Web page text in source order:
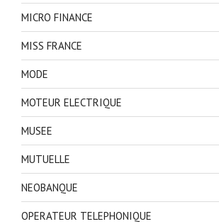
MICRO FINANCE
MISS FRANCE
MODE
MOTEUR ELECTRIQUE
MUSEE
MUTUELLE
NEOBANQUE
OPERATEUR TELEPHONIQUE